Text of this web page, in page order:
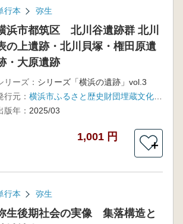
行本 弥生
浜市都筑区 北川谷遺跡群 北川
の上遺跡・北川貝塚・権田原遺
・大原遺跡
リーズ： シリーズ「横浜の遺跡」vol.3
行元：
横浜市ふるさと歴史財団埋蔵文化財センター
版年： 2025/03
1,001 円
＋
行本 弥生
生後期社会の実像 集落構造と